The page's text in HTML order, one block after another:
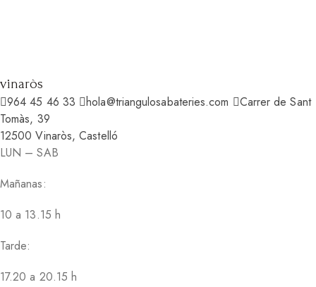
vinaròs
964 45 46 33 hola@triangulosabateries.com
Carrer de Sant
Tomàs, 39
12500 Vinaròs, Castelló
LUN – SAB
Mañanas:
10 a 13.15 h
Tarde:
17.20 a 20.15 h